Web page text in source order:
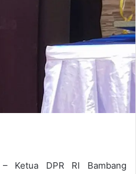
– Ketua DPR RI Bambang